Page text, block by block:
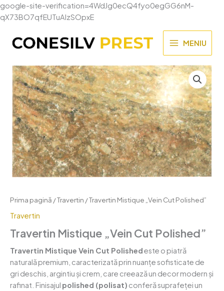
google-site-verification=4WdJg0ecQ4fyo0egGG6nM-
qX73BO7qfEUTuAIzSOpxESkip
content
MENU
MENIU
Prima pagină /Travertin / Travertin Mistique „Vein Cut Polished”
Travertin
Travertin Mistique „Vein Cut Polished”
Travertin Mistique Vein Cut Polishedeste o piatră
naturală premium, caracterizată prin nuanțe sofisticate de
gri deschis, argintiu și crem, care creează un decor modern și
rafinat. Finisajul polished (polisat) conferă suprafeței un